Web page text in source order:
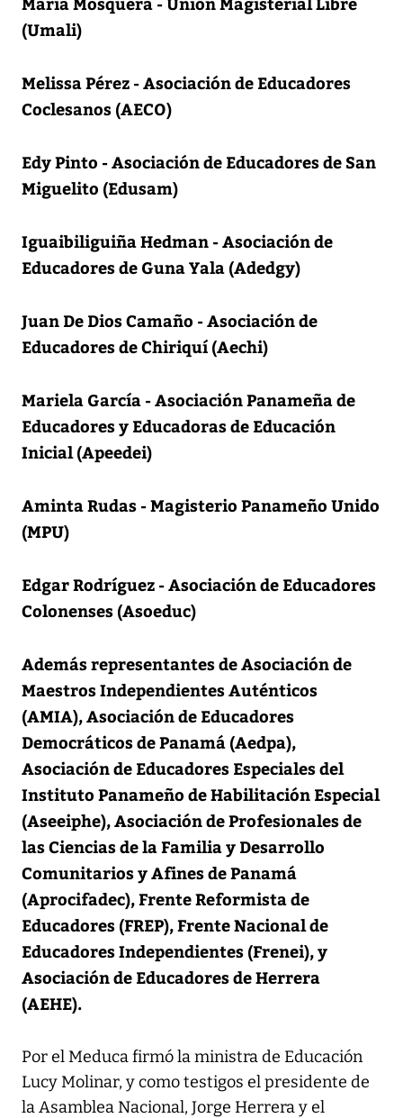
(Umali)
Melissa Pérez - Asociación de Educadores
Coclesanos (AECO)
Edy Pinto - Asociación de Educadores de San
Miguelito (Edusam)
Iguaibiliguiña Hedman - Asociación de
Educadores de Guna Yala (Adedgy)
Juan De Dios Camaño - Asociación de
Educadores de Chiriquí (Aechi)
Mariela García - Asociación Panameña de
Educadores y Educadoras de Educación
Inicial (Apeedei)
Aminta Rudas - Magisterio Panameño Unido
(MPU)
Edgar Rodríguez - Asociación de Educadores
Colonenses (Asoeduc)
Además representantes de Asociación de
Maestros Independientes Auténticos
(AMIA), Asociación de Educadores
Democráticos de Panamá (Aedpa),
Asociación de Educadores Especiales del
Instituto Panameño de Habilitación Especial
(Aseeiphe), Asociación de Profesionales de
las Ciencias de la Familia y Desarrollo
Comunitarios y Afines de Panamá
(Aprocifadec), Frente Reformista de
Educadores (FREP), Frente Nacional de
Educadores Independientes (Frenei), y
Asociación de Educadores de Herrera
(AEHE).
Por el Meduca firmó la ministra de Educación
Lucy Molinar, y como testigos el presidente de
la Asamblea Nacional, Jorge Herrera y el